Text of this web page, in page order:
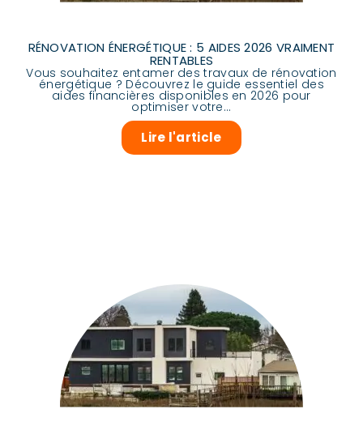
RÉNOVATION ÉNERGÉTIQUE : 5 AIDES 2026 VRAIMENT
RENTABLES
Vous souhaitez entamer des travaux de rénovation
énergétique ? Découvrez le guide essentiel des
aides financières disponibles en 2026 pour
optimiser votre...
Lire l'article